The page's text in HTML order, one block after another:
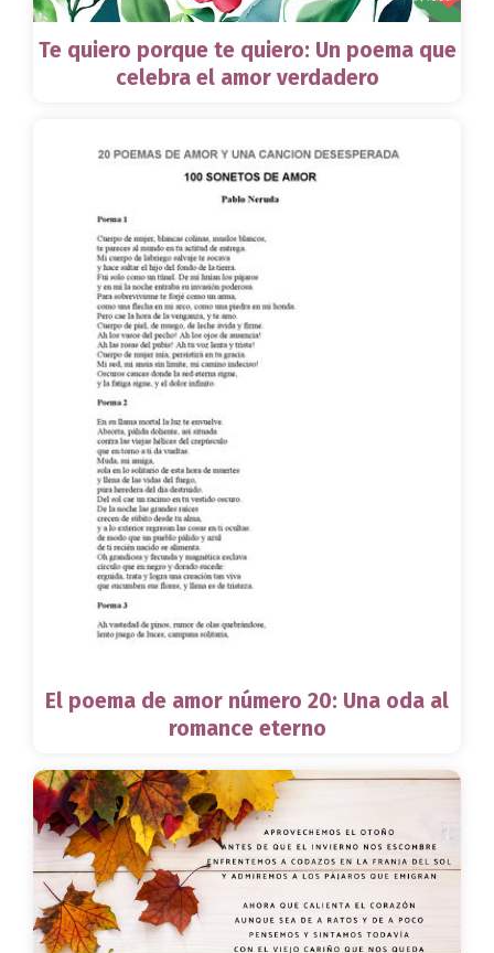
Te quiero porque te quiero: Un poema que
celebra el amor verdadero
El poema de amor número 20: Una oda al
romance eterno